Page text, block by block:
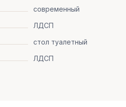
современный
ЛДСП
стол туалетный
ЛДСП